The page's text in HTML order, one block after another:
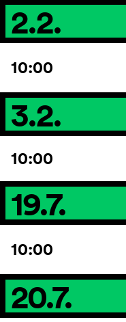
2.2.
10:00
3.2.
10:00
19.7.
10:00
20.7.